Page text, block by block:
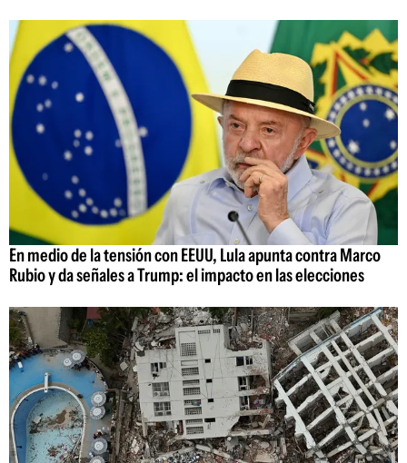
En medio de la tensión con EEUU, Lula apunta contra Marco
Rubio y da señales a Trump: el impacto en las elecciones